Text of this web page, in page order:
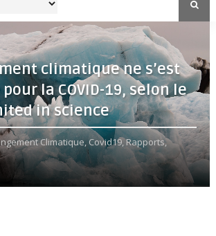
climatique ne s’est
la COVID-19, selon le
in science
Climatique,Covid19,Rapports,